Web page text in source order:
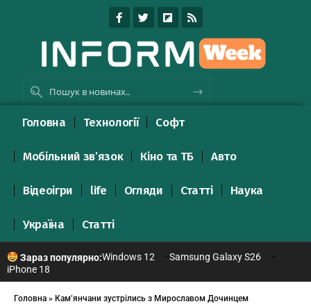
Головна Технології Софт
Мобільний зв’язок Кіно та ТБ Авто
Відеоігри life Огляди Статті Наука
Україна Статті
Зараз популярно:Windows 12
Samsung Galaxy S26
iPhone 18
Головна » Кам’янчани зустрілись з Мирославом Дочинцем